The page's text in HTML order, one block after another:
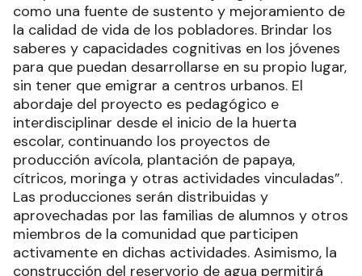
como una fuente de sustento y mejoramiento de
la calidad de vida de los pobladores. Brindar los
saberes y capacidades cognitivas en los jóvenes
para que puedan desarrollarse en su propio lugar,
sin tener que emigrar a centros urbanos. El
abordaje del proyecto es pedagógico e
interdisciplinar desde el inicio de la huerta
escolar, continuando los proyectos de
producción avícola, plantación de papaya,
cítricos, moringa y otras actividades vinculadas”.
Las producciones serán distribuidas y
aprovechadas por las familias de alumnos y otros
miembros de la comunidad que participen
activamente en dichas actividades. Asimismo, la
construcción del reservorio de agua permitirá